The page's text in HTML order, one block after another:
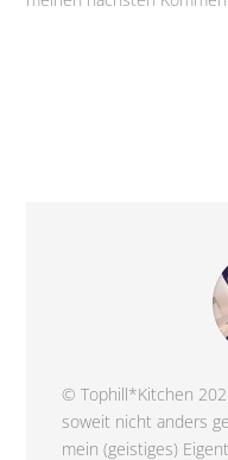
© Tophill*Kitchen
soweit nicht anders
mein (geistiges)